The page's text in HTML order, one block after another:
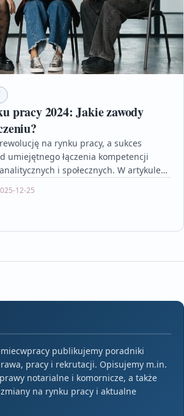
pracy 2024: Jakie zawody
na rynku pracy, a sukces
umiejętnego łączenia kompetencji
i społecznych. W artykule
12-25
publikujemy poradniki
pracy i rekrutacji. Opisujemy m.in.
notarialne i komornicze, a także
na rynku pracy i aktualne